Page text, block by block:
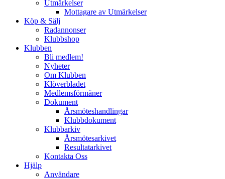
Utmärkelser
Mottagare av Utmärkelser
Köp & Sälj
Radannonser
Klubbshop
Klubben
Bli medlem!
Nyheter
Om Klubben
Klöverbladet
Medlemsförmåner
Dokument
Årsmöteshandlingar
Klubbdokument
Klubbarkiv
Årsmötesarkivet
Resultatarkivet
Kontakta Oss
Hjälp
Användare